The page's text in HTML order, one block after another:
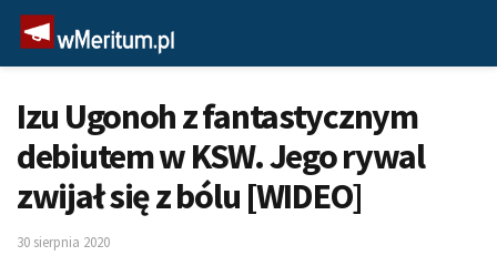
Izu Ugonoh z fantastycznym
debiutem w KSW. Jego rywal
zwijał się z bólu [WIDEO]
30 sierpnia 2020